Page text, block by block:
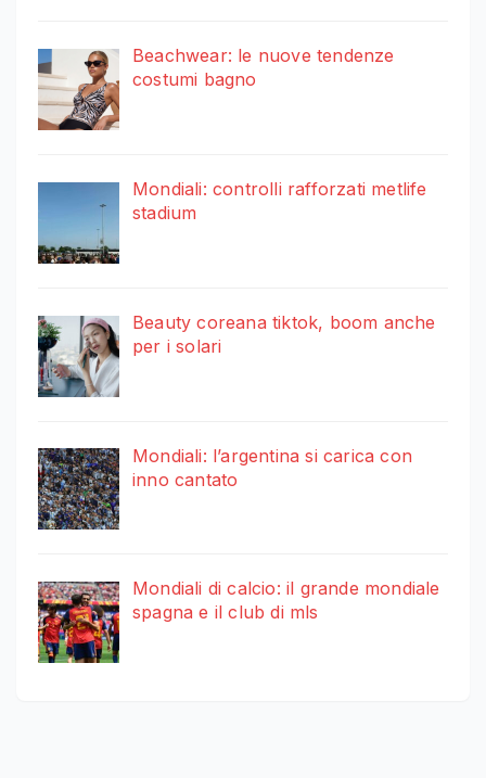
Beachwear: le nuove tendenze
costumi bagno
Mondiali: controlli rafforzati metlife
stadium
Beauty coreana tiktok, boom anche
per i solari
Mondiali: l’argentina si carica con
inno cantato
Mondiali di calcio: il grande mondiale
spagna e il club di mls